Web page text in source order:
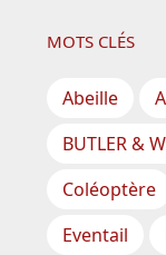
MOTS CLÉS
Abeille
BUTLER &
Coléoptère
Eventail